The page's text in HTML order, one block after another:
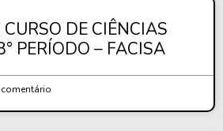
DE CIÊNCIAS
PERÍODO – FACISA